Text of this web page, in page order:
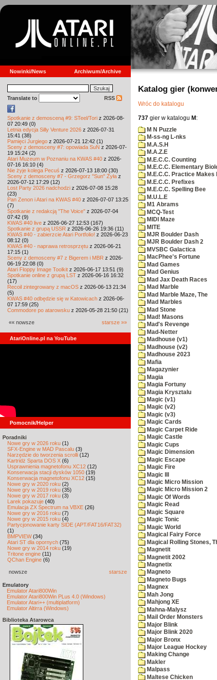
Nowinki/News Archiwum/Archive
Translate to RSS
Spotkanie z demosceną #9: STeel/Tori z 2026-08-
07 20:49 (0)
Letnia edycja Silly Venture 2026 z 2026-07-31
15:41 (38)
Pamięci Jurgiego z 2026-07-21 12:42 (1)
Sceny z demosceny #7: opowiada SuN z 2026-07-
19 15:24 (2)
Atari Muzeum w Poznaniu na KWAS #40 z 2026-
07-16 16:10 (4)
Nie żyje kolega Pecuś z 2026-07-13 18:00 (30)
Sceny z demosceny #7 - Grzegorz "Sun" Żyła z
2026-07-12 17:29 (12)
Lost Party 2026 nadchodzi z 2026-07-08 15:28
(23)
Pan Zenon i Atari na KWAS #40 z 2026-07-07 13:25
(7)
Spotkanie z redakcją "The Voice" z 2026-07-04
07:42 (9)
KWAS #40 live z 2026-06-27 12:53 (167)
Spotkanie z grupą USSR z 2026-06-26 19:36 (11)
KWAS #40 - zabierzcie Atari Portfolio! z 2026-06-23
08:12 (0)
KWAS #40 - naprawa retrosprzętu z 2026-06-21
17:15 (1)
Sceny z demosceny #7 z Bigerem i MBR z 2026-
06-19 22:08 (0)
Atari Floppy Image Toolkit z 2026-06-17 13:51 (9)
Spotkanie online z grupą LST z 2026-06-16 16:32
(17)
Recoil zintegrowany z macOS z 2026-06-13 21:34
(5)
KWAS #40 odbędzie się w Katowicach z 2026-06-
07 17:59 (25)
Commodore po atarowsku z 2026-05-28 21:50 (21)
«« nowsze starsze »»
AtariOnline.pl na YouTube
Pomocnik/Helper
Poradniki
Nowe gry w 2026 roku (1)
SFX-Engine w MAD Pascalu (3)
Narzędzie do tworzenia scrolli (12)
Kartridż Sparta DOS X (6)
Usprawnienia magnetofonu XC12 (12)
Konserwacja stacji dysków 1050 (19)
Konserwacja magnetofonu XC12 (15)
Nowe gry w 2020 roku (2)
Nowe gry w 2019 roku (35)
Nowe gry w 2017 roku (3)
Larek pokazuje (40)
Emulacja ZX Spectrum na VBXE (26)
Nowe gry w 2016 roku (7)
Nowe gry w 2015 roku (4)
Partycjonowanie karty SIDE (APT/FAT16/FAT32)
(1)
BMPVIEW(34)
Atari ST dla opornych (75)
Nowe gry w 2014 roku (19)
Tritone engine (11)
QChan Engine (6)
nowsze starsze
Emulatory
Emulator Atari800Win
Emulator Atari800Win PLus 4.0 (Windows)
Emulator Atari++ (multiplatform)
Emulator Altirra (Windows)
Biblioteka Atarowca
Katalog gier
Wróc do katalogu
737 gier w katalogu M :
M N Puzzle
M-ss-ng L-nks
M.A.S.H
M.A.Z.E
M.E.C.C. Counting
M.E.C.C. Elementary
M.E.C.C. Practice Makes
M.E.C.C. Prefixes
M.E.C.C. Spelling Bee
M.U.L.E
M1 Abrams
MCQ-Test
MIDI Maze
MITE
MJR Boulder Dash
MJR Boulder Dash 2
MVSBC Galactica
MacPhee's Fortune
Mad Games
Mad Genius
Mad Jax Death Races
Mad Marble
Mad Marble Maze, The
Mad Marbles
Mad Stone
Mad! Masons
Mad's Revenge
Mad-Netter
Madhouse (v1)
Madhouse (v2)
Madhouse 2023
Mafia
Magazynier
Magia
Magia Fortuny
Magia Krysztalu
Magic (v1)
Magic (v2)
Magic (v3)
Magic Cards
Magic Carpet Ride
Magic Castle
Magic Cups
Magic Dimension
Magic Escape
Magic Fire
Magic III
Magic Micro Mission
Magic Micro Mission 2
Magic Of Words
Magic Read
Magic Square
Magic Tonic
Magic World
Magical Fairy Force
Magical Rolling Stones,
Magnetit
Magnetit 2002
Magnetix
Magneto
Magneto Bugs
Magnex
Mah Jong
Mahjong XE
Mahna-Malysz
Mail Order Monsters
Major Blink
Major Blink 2020
Major Bronx
Major League Hockey
Making Change
Makler
Malpass
Maltese Chicken